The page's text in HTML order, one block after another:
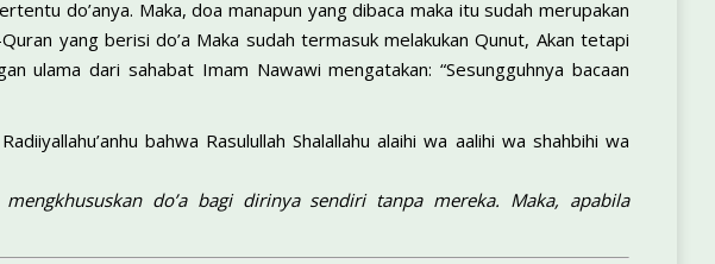
do’anya. Maka, doa manapun yang dibaca maka itu sudah merupakan
yang berisi do’a Maka sudah termasuk melakukan Qunut, Akan tetapi
ulama dari sahabat Imam Nawawi mengatakan: “Sesungguhnya bacaan
bahwa Rasulullah Shalallahu alaihi wa aalihi wa shahbihi wa
do’a bagi dirinya sendiri tanpa mereka. Maka, apabila